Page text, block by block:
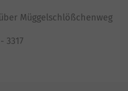
Müggelschlößchenweg
3317